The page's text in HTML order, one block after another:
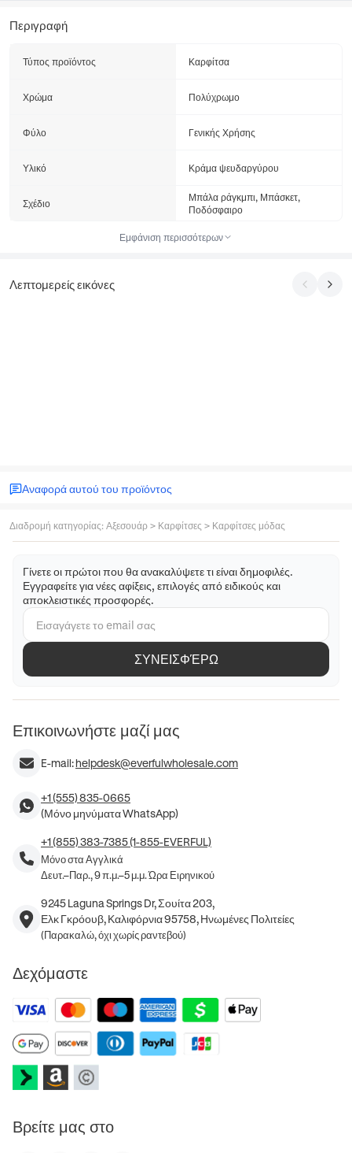
Περιγραφή
Τύπος προϊόντος Καρφίτσα
Χρώμα Πολύχρωμο
Φύλο Γενικής Χρήσης
Υλικό Κράμα ψευδαργύρου
Σχέδιο
Μπάλα ράγκμπι, Μπάσκετ,
Ποδόσφαιρο
Εμφάνιση περισσότερων
Λεπτομερείς εικόνες
Αναφορά αυτού του προϊόντος
Διαδρομή κατηγορίας: Αξεσουάρ > Καρφίτσες > Καρφίτσες μόδας
Γίνετε οι πρώτοι που θα ανακαλύψετε τι είναι δημοφιλές.
Εγγραφείτε για νέες αφίξεις, επιλογές από ειδικούς και
αποκλειστικές προσφορές.
ΣΥΝΕΙΣΦΈΡΩ
Επικοινωνήστε μαζί μας
E-mail:helpdesk@everfulwholesale.com
+1 (555) 835-0665
(Μόνο μηνύματα WhatsApp)
+1 (855) 383-7385 (1-855-EVERFUL)
Μόνο στα Αγγλικά
Δευτ.–Παρ., 9 π.μ.–5 μ.μ. Ώρα Ειρηνικού
9245 Laguna Springs Dr, Σουίτα 203,
Ελκ Γκρόουβ, Καλιφόρνια 95758, Ηνωμένες Πολιτείες
(Παρακαλώ, όχι χωρίς ραντεβού)
Δεχόμαστε
Βρείτε μας στο